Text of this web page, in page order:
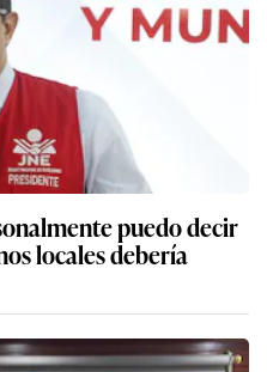
puedo decir
locales debería